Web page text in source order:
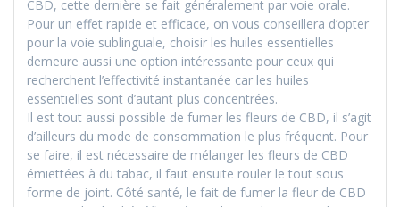
CBD, cette dernière se fait généralement par voie orale.
Pour un effet rapide et efficace, on vous conseillera d’opter
pour la voie sublinguale, choisir les huiles essentielles
demeure aussi une option intéressante pour ceux qui
recherchent l’effectivité instantanée car les huiles
essentielles sont d’autant plus concentrées.
Il est tout aussi possible de fumer les fleurs de CBD, il s’agit
d’ailleurs du mode de consommation le plus fréquent. Pour
se faire, il est nécessaire de mélanger les fleurs de CBD
émiettées à du tabac, il faut ensuite rouler le tout sous
forme de joint. Côté santé, le fait de fumer la fleur de CBD